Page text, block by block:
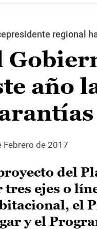
regional
año
Febrero de 2017
del
tres ejes o
el
y el